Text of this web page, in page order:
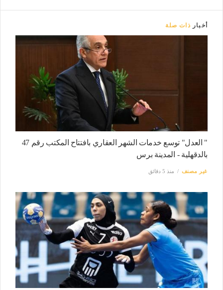
أخبار ذات صلة
" العدل" توسع خدمات الشهر العقاري بافتتاح المكتب رقم 47
بالدقهلية - المدينة برس
غير مصنف منذ 5 دقائق